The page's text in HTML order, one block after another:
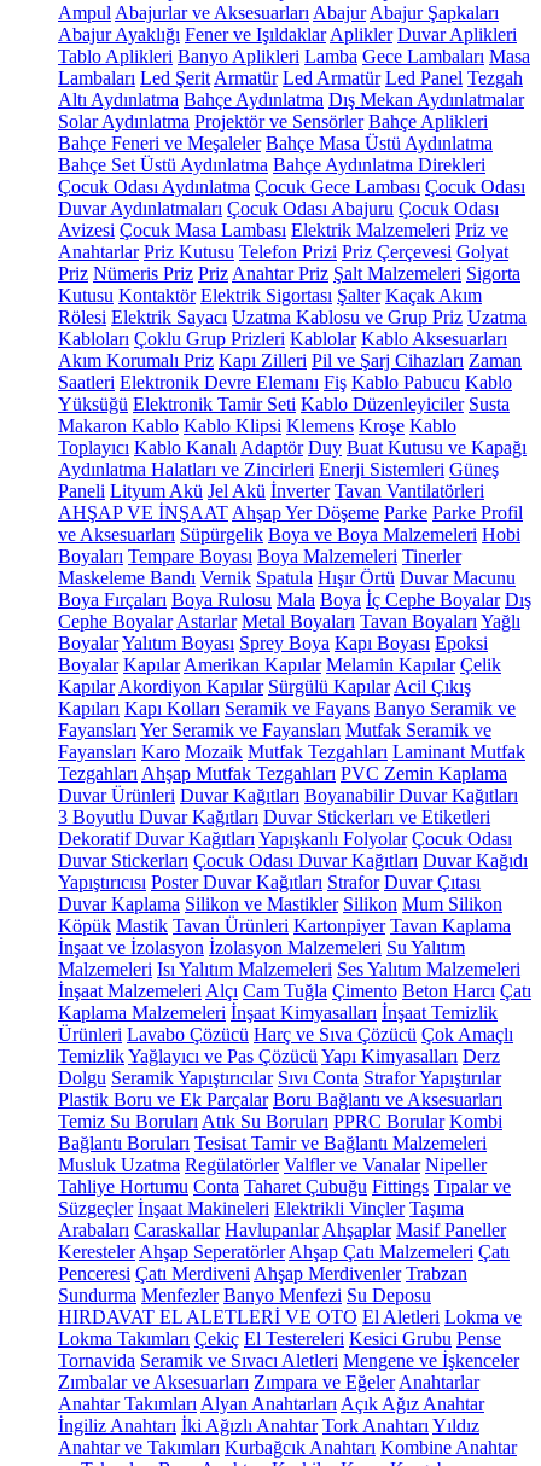
Ampul Abajurlar ve Aksesuarları Abajur Abajur Şapkaları
Abajur Ayaklığı Fener ve Işıldaklar Aplikler Duvar Aplikleri
Tablo Aplikleri Banyo Aplikleri Lamba Gece Lambaları Masa
Lambaları Led Şerit Armatür Led Armatür Led Panel Tezgah
Altı Aydınlatma Bahçe Aydınlatma Dış Mekan Aydınlatmalar
Solar Aydınlatma Projektör ve Sensörler Bahçe Aplikleri
Bahçe Feneri ve Meşaleler Bahçe Masa Üstü Aydınlatma
Bahçe Set Üstü Aydınlatma Bahçe Aydınlatma Direkleri
Çocuk Odası Aydınlatma Çocuk Gece Lambası Çocuk Odası
Duvar Aydınlatmaları Çocuk Odası Abajuru Çocuk Odası
Avizesi Çocuk Masa Lambası Elektrik Malzemeleri Priz ve
Anahtarlar Priz Kutusu Telefon Prizi Priz Çerçevesi Golyat
Priz Nümeris Priz Priz Anahtar Priz Şalt Malzemeleri Sigorta
Kutusu Kontaktör Elektrik Sigortası Şalter Kaçak Akım
Rölesi Elektrik Sayacı Uzatma Kablosu ve Grup Priz Uzatma
Kabloları Çoklu Grup Prizleri Kablolar Kablo Aksesuarları
Akım Korumalı Priz Kapı Zilleri Pil ve Şarj Cihazları Zaman
Saatleri Elektronik Devre Elemanı Fiş Kablo Pabucu Kablo
Yüksüğü Elektronik Tamir Seti Kablo Düzenleyiciler Susta
Makaron Kablo Kablo Klipsi Klemens Kroşe Kablo
Toplayıcı Kablo Kanalı Adaptör Duy Buat Kutusu ve Kapağı
Aydınlatma Halatları ve Zincirleri Enerji Sistemleri Güneş
Paneli Lityum Akü Jel Akü İnverter Tavan Vantilatörleri
AHŞAP VE İNŞAAT Ahşap Yer Döşeme Parke Parke Profil
ve Aksesuarları Süpürgelik Boya ve Boya Malzemeleri Hobi
Boyaları Tempare Boyası Boya Malzemeleri Tinerler
Maskeleme Bandı Vernik Spatula Hışır Örtü Duvar Macunu
Boya Fırçaları Boya Rulosu Mala Boya İç Cephe Boyalar Dış
Cephe Boyalar Astarlar Metal Boyaları Tavan Boyaları Yağlı
BoyalarYalıtım Boyası Sprey Boya Kapı Boyası Epoksi
Boyalar Kapılar Amerikan Kapılar Melamin Kapılar Çelik
Kapılar Akordiyon Kapılar Sürgülü Kapılar Acil Çıkış
Kapıları Kapı Kolları Seramik ve Fayans Banyo Seramik ve
Fayansları Yer Seramik ve Fayansları Mutfak Seramik ve
Fayansları Karo Mozaik Mutfak Tezgahları Laminant Mutfak
Tezgahları Ahşap Mutfak Tezgahları PVC Zemin Kaplama
Duvar Ürünleri Duvar Kağıtları Boyanabilir Duvar Kağıtları
3 Boyutlu Duvar Kağıtları Duvar Stickerları ve Etiketleri
Dekoratif Duvar Kağıtları Yapışkanlı Folyolar Çocuk Odası
Duvar Stickerları Çocuk Odası Duvar Kağıtları Duvar Kağıdı
Yapıştırıcısı Poster Duvar Kağıtları Strafor Duvar Çıtası
Duvar Kaplama Silikon ve Mastikler Silikon Mum Silikon
Köpük Mastik Tavan Ürünleri Kartonpiyer Tavan Kaplama
İnşaat ve İzolasyon İzolasyon Malzemeleri Su Yalıtım
Malzemeleri Isı Yalıtım Malzemeleri Ses Yalıtım Malzemeleri
İnşaat Malzemeleri Alçı Cam Tuğla Çimento Beton Harcı Çatı
Kaplama Malzemeleri İnşaat Kimyasalları İnşaat Temizlik
Ürünleri Lavabo Çözücü Harç ve Sıva Çözücü Çok Amaçlı
TemizlikYağlayıcı ve Pas Çözücü Yapı Kimyasalları Derz
Dolgu Seramik Yapıştırıcılar Sıvı Conta Strafor Yapıştırılar
Plastik Boru ve Ek Parçalar Boru Bağlantı ve Aksesuarları
Temiz Su Boruları Atık Su Boruları PPRC Borular Kombi
Bağlantı Boruları Tesisat Tamir ve Bağlantı Malzemeleri
Musluk Uzatma Regülatörler Valfler ve Vanalar Nipeller
Tahliye Hortumu Conta Taharet Çubuğu Fittings Tıpalar ve
Süzgeçler İnşaat Makineleri Elektrikli Vinçler Taşıma
Arabaları Caraskallar Havlupanlar Ahşaplar Masif Paneller
Keresteler Ahşap Seperatörler Ahşap Çatı Malzemeleri Çatı
Penceresi Çatı Merdiveni Ahşap Merdivenler Trabzan
Sundurma Menfezler Banyo Menfezi Su Deposu
HIRDAVAT EL ALETLERİ VE OTO El Aletleri Lokma ve
Lokma Takımları Çekiç El Testereleri Kesici Grubu Pense
Tornavida Seramik ve Sıvacı Aletleri Mengene ve İşkenceler
Zımbalar ve Aksesuarları Zımpara ve Eğeler Anahtarlar
Anahtar Takımları Alyan Anahtarları Açık Ağız Anahtar
İngiliz Anahtarı İki Ağızlı Anahtar Tork Anahtarı Yıldız
Anahtar ve Takımları Kurbağcık Anahtarı Kombine Anahtar